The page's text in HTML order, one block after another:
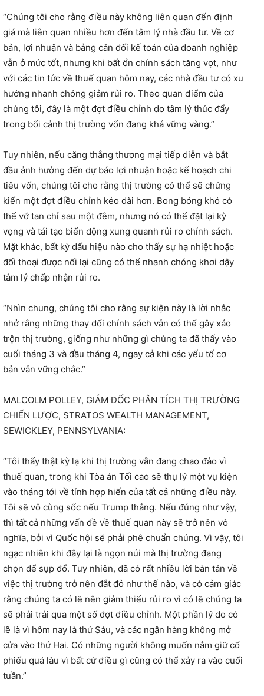
“Chúng tôi cho rằng điều này không liên quan đến định
giá mà liên quan nhiều hơn đến tâm lý nhà đầu tư. Về cơ
bản, lợi nhuận và bảng cân đối kế toán của doanh nghiệp
vẫn ở mức tốt, nhưng khi bất ổn chính sách tăng vọt, như
với các tin tức về thuế quan hôm nay, các nhà đầu tư có xu
hướng nhanh chóng giảm rủi ro. Theo quan điểm của
chúng tôi, đây là một đợt điều chỉnh do tâm lý thúc đẩy
trong bối cảnh thị trường vốn đang khá vững vàng.”
Tuy nhiên, nếu căng thẳng thương mại tiếp diễn và bắt
đầu ảnh hưởng đến dự báo lợi nhuận hoặc kế hoạch chi
tiêu vốn, chúng tôi cho rằng thị trường có thể sẽ chứng
kiến ​​một đợt điều chỉnh kéo dài hơn. Bong bóng khó có
thể vỡ tan chỉ sau một đêm, nhưng nó có thể đặt lại kỳ
vọng và tái tạo biến động xung quanh rủi ro chính sách.
Mặt khác, bất kỳ dấu hiệu nào cho thấy sự hạ nhiệt hoặc
đối thoại được nối lại cũng có thể nhanh chóng khơi dậy
tâm lý chấp nhận rủi ro.
“Nhìn chung, chúng tôi cho rằng sự kiện này là lời nhắc
nhở rằng những thay đổi chính sách vẫn có thể gây xáo
trộn thị trường, giống như những gì chúng ta đã thấy vào
cuối tháng 3 và đầu tháng 4, ngay cả khi các yếu tố cơ
bản vẫn vững chắc.”
MALCOLM POLLEY, GIÁM ĐỐC PHÂN TÍCH THỊ TRƯỜNG
CHIẾN LƯỢC, STRATOS WEALTH MANAGEMENT,
SEWICKLEY, PENNSYLVANIA:
“Tôi thấy thật kỳ lạ khi thị trường vẫn đang chao đảo vì
thuế quan, trong khi Tòa án Tối cao sẽ thụ lý một vụ kiện
vào tháng tới về tính hợp hiến của tất cả những điều này.
Tôi sẽ vô cùng sốc nếu Trump thắng. Nếu đúng như vậy,
thì tất cả những vấn đề về thuế quan này sẽ trở nên vô
nghĩa, bởi vì Quốc hội sẽ phải phê chuẩn chúng. Vì vậy, tôi
ngạc nhiên khi đây lại là ngọn núi mà thị trường đang
chọn để sụp đổ. Tuy nhiên, đã có rất nhiều lời bàn tán về
việc thị trường trở nên đắt đỏ như thế nào, và có cảm giác
rằng chúng ta có lẽ nên giảm thiểu rủi ro vì có lẽ chúng ta
sẽ phải trải qua một số đợt điều chỉnh. Một phần lý do có
lẽ là vì hôm nay là thứ Sáu, và các ngân hàng không mở
cửa vào thứ Hai. Có những người không muốn nắm giữ cổ
phiếu quá lâu vì bất cứ điều gì cũng có thể xảy ra vào cuối
tuần.”